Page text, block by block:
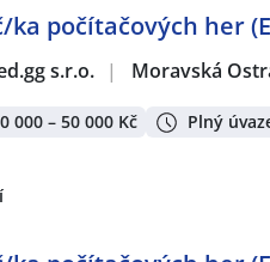
ka počítačových her
s.r.o. | Moravská
000 – 50 000 Kč Plný